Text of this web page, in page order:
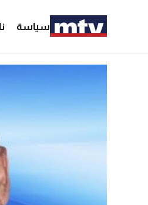
سياسة